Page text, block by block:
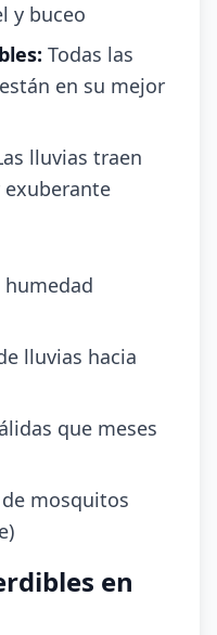
y buceo
Todas las
en su mejor
lluvias traen
exuberante
lluvias hacia
que meses
mosquitos
en